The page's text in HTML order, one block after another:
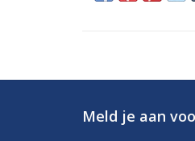
Meld je aan